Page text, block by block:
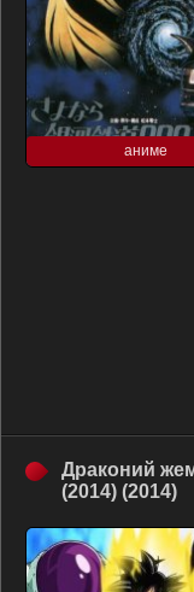
аниме
Драконий
(2014) (2014)